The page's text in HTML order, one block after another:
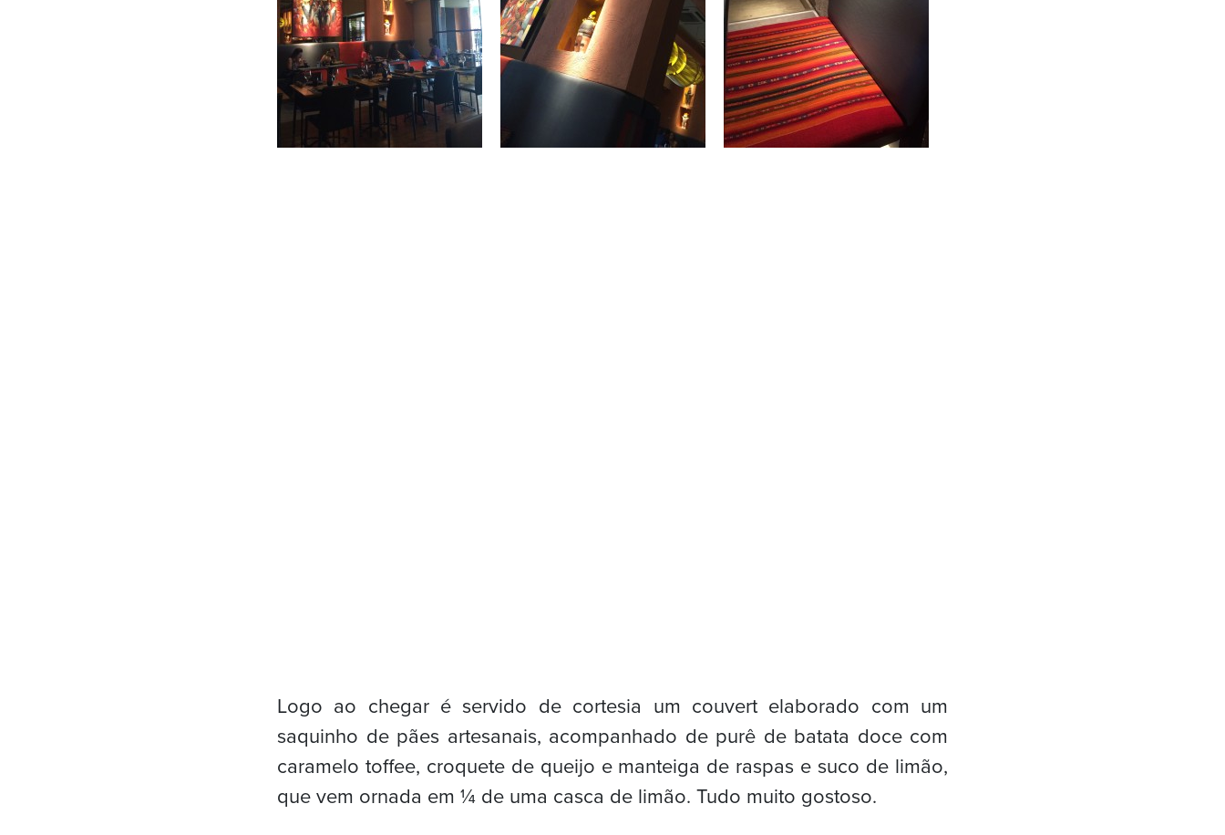
Logo ao chegar é servido de cortesia um couvert elaborado com um
saquinho de pães artesanais, acompanhado de purê de batata doce com
caramelo toffee, croquete de queijo e manteiga de raspas e suco de limão,
que vem ornada em ¼ de uma casca de limão. Tudo muito gostoso.